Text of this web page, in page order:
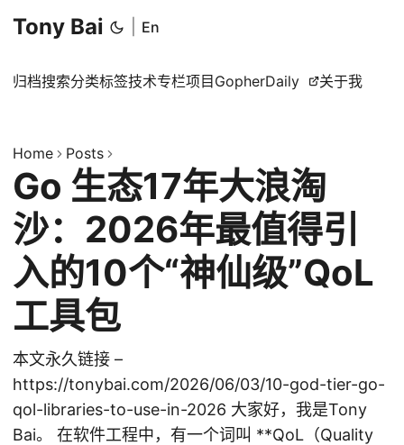
Tony Bai En
归档搜索分类标签技术专栏项目 GopherDaily 关于我
Home Posts
Go 生态17年大浪淘
沙：2026年最值得引
入的10个“神仙级”QoL
工具包
本文永久链接 –
https://tonybai.com/2026/06/03/10-god-tier-go-
qol-libraries-to-use-in-2026 大家好，我是Tony
Bai。 在软件工程中，有一个词叫 **QoL（Quality